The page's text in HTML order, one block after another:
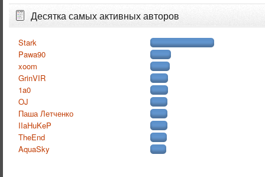
Десятка самых активных авторов
Stark
Pawa90
xoom
GrinVIR
1a0
OJ
Паша Летченко
IIaHuKeP
TheEnd
AquaSky